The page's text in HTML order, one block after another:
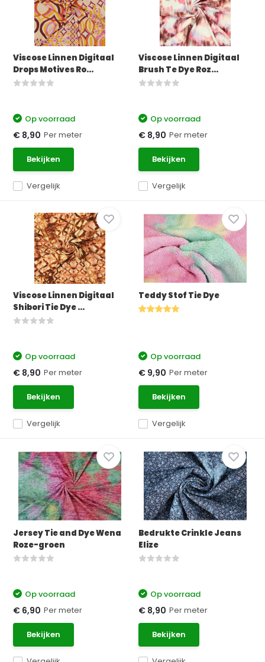
Viscose Linnen Digitaal
Drops Motives Ro...
Vergelijk
Op voorraad
€ 8,90 Per meter
Bekijken
Viscose Linnen Digitaal
Brush Te Dye Roz...
Vergelijk
Op voorraad
€ 8,90 Per meter
Bekijken
Viscose Linnen Digitaal
Shibori Tie Dye ...
Vergelijk
Op voorraad
€ 8,90 Per meter
Bekijken
Teddy Stof Tie Dye
Vergelijk
Op voorraad
€ 9,90 Per meter
Bekijken
Jersey Tie and Dye Wena
Roze-groen
Op voorraad
€ 6,90 Per meter
Bekijken
Bedrukte Crinkle Jeans
Elize
Op voorraad
€ 8,90 Per meter
Bekijken